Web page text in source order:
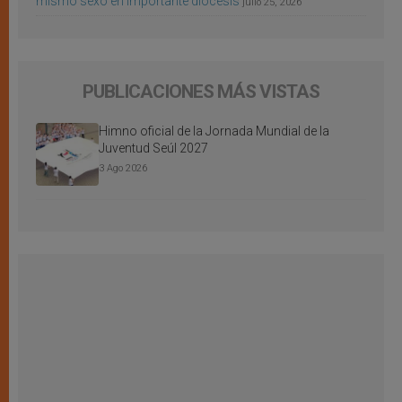
julio 25, 2026
PUBLICACIONES MÁS VISTAS
Himno oficial de la Jornada Mundial de la
Juventud Seúl 2027
3 Ago 2026